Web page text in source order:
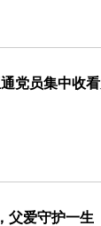
父爱守护一生